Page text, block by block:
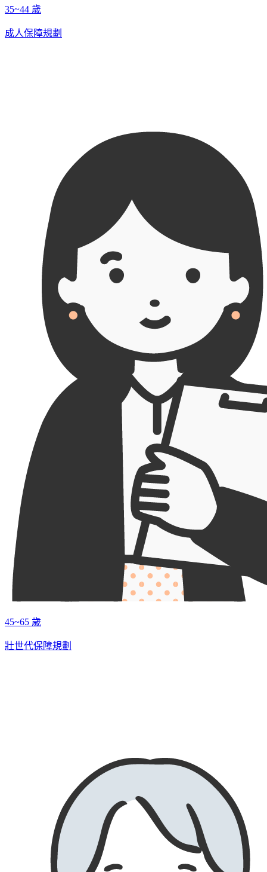
35~44 歲
成人保障規劃
45~65 歲
壯世代保障規劃